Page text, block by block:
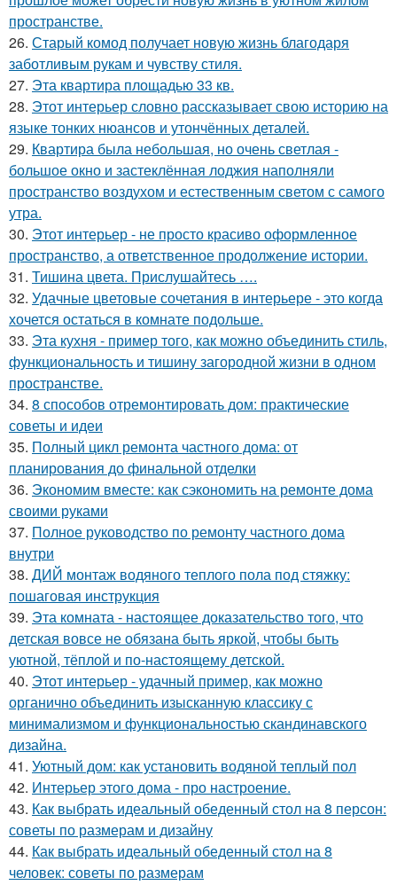
пространстве.
26. Старый комод получает новую жизнь благодаря
заботливым рукам и чувству стиля.
27. Эта квартира площадью 33 кв.
28. Этот интерьер словно рассказывает свою историю на
языке тонких нюансов и утончённых деталей.
29. Квартира была небольшая, но очень светлая -
большое окно и застеклённая лоджия наполняли
пространство воздухом и естественным светом с самого
утра.
30. Этот интерьер - не просто красиво оформленное
пространство, а ответственное продолжение истории.
31. Тишина цвета. Прислушайтесь ….
32. Удачные цветовые сочетания в интерьере - это когда
хочется остаться в комнате подольше.
33. Эта кухня - пример того, как можно объединить стиль,
функциональность и тишину загородной жизни в одном
пространстве.
34. 8 способов отремонтировать дом: практические
советы и идеи
35. Полный цикл ремонта частного дома: от
планирования до финальной отделки
36. Экономим вместе: как сэкономить на ремонте дома
своими руками
37. Полное руководство по ремонту частного дома
внутри
38. ДИЙ монтаж водяного теплого пола под стяжку:
пошаговая инструкция
39. Эта комната - настоящее доказательство того, что
детская вовсе не обязана быть яркой, чтобы быть
уютной, тёплой и по-настоящему детской.
40. Этот интерьер - удачный пример, как можно
органично объединить изысканную классику с
минимализмом и функциональностью скандинавского
дизайна.
41. Уютный дом: как установить водяной теплый пол
42. Интерьер этого дома - про настроение.
43. Как выбрать идеальный обеденный стол на 8 персон:
советы по размерам и дизайну
44. Как выбрать идеальный обеденный стол на 8
человек: советы по размерам